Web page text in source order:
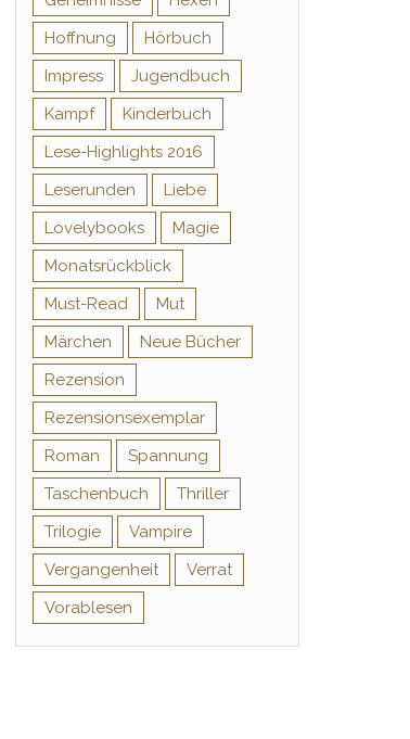
Hoffnung
Hörbuch
Impress
Jugendbuch
Kampf
Kinderbuch
Lese-Highlights 2016
Leserunden
Liebe
Lovelybooks
Magie
Monatsrückblick
Must-Read
Mut
Märchen
Neue Bücher
Rezension
Rezensionsexemplar
Roman
Spannung
Taschenbuch
Thriller
Trilogie
Vampire
Vergangenheit
Verrat
Vorablesen